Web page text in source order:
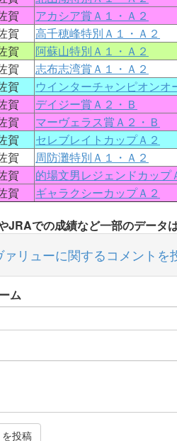
賀 アカシア賞Ａ１・Ａ２
賀 高千穂峰特別Ａ１・Ａ２
賀 阿蘇山特別Ａ１・Ａ２
賀 志布志湾賞Ａ１・Ａ２
賀 ウインターチャンピオンオ
賀 デイジー賞Ａ２・Ｂ
賀 マーヴェラス賞Ａ２・Ｂ
賀 セレブレイトカップＡ２
賀 周防灘特別Ａ１・Ａ２
賀 的場文男レジェンドカップ
賀 ギャラクシーカップＡ２
JRAでの成績など一部のデータ
ァリューに関するコメントを
ム